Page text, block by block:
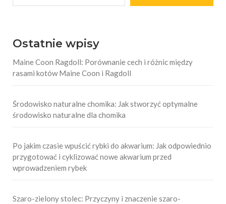
Ostatnie wpisy
Maine Coon Ragdoll: Porównanie cech i różnic między
rasami kotów Maine Coon i Ragdoll
Środowisko naturalne chomika: Jak stworzyć optymalne
środowisko naturalne dla chomika
Po jakim czasie wpuścić rybki do akwarium: Jak odpowiednio
przygotować i cyklizować nowe akwarium przed
wprowadzeniem rybek
Szaro-zielony stolec: Przyczyny i znaczenie szaro-